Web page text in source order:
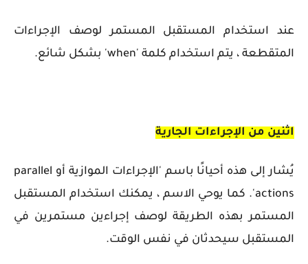
عند استخدام المستقبل المستمر لوصف الإجراءات
المتقطعة ، يتم استخدام كلمة 'when' بشكل شائع.
اثنين من الإجراءات الجارية
يُشار إلى هذه أحيانًا باسم 'الإجراءات الموازية أو parallel
actions'. كما يوحي الاسم ، يمكنك استخدام المستقبل
المستمر بهذه الطريقة لوصف إجراءين مستمرين في
المستقبل سيحدثان في نفس الوقت.